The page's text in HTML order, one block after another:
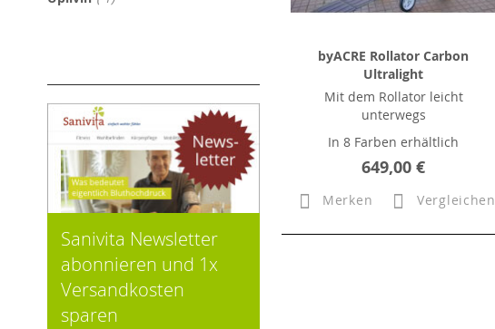
byACRE Rollator Carbon
Ultralight
Mit dem Rollator leicht
unterwegs
In 8 Farben erhältlich
649,00 €
Merken Vergleichen
Sanivita Newsletter
abonnieren und 1x
Versandkosten
sparen